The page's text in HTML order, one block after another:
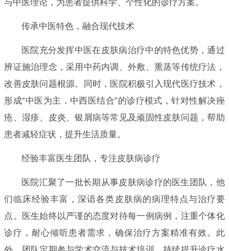
与中医理论，为患者提供科学、个性化的诊疗方案。
传承中医特色，融合现代技术
医院充分发挥中医在皮肤病治疗中的特色优势，通过
辨证施治理念，采用中药内调、外敷、熏蒸等传统疗法，
改善皮肤问题根源。同时，医院积极引入现代医疗技术，
形成“中医为主，中西医结合”的诊疗模式，针对性解决痤
疮、湿疹、皮炎、银屑病等常见及顽固性皮肤问题，帮助
患者减轻症状，提升生活质量。
经验丰富医生团队，专注皮肤病诊疗
医院汇聚了一批长期从事皮肤病诊疗的医生团队，他
们临床经验丰富，深谙各类皮肤病的病理特点与治疗要
点。医生始终以严谨的态度对待每一例病例，注重个体化
诊疗，耐心倾听患者需求，确保治疗方案精准有效。此